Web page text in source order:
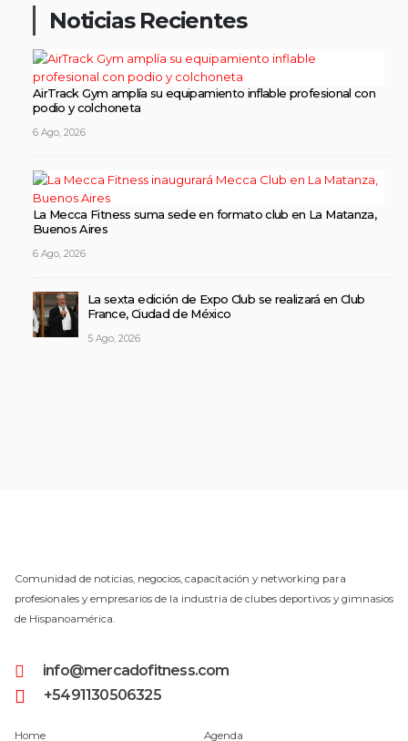
Noticias Recientes
AirTrack Gym amplía su equipamiento inflable profesional con
podio y colchoneta
6 Ago, 2026
La Mecca Fitness suma sede en formato club en La Matanza,
Buenos Aires
6 Ago, 2026
La sexta edición de Expo Club se realizará en Club
France, Ciudad de México
5 Ago, 2026
Comunidad de noticias, negocios, capacitación y networking para
profesionales y empresarios de la industria de clubes deportivos y gimnasios
de Hispanoamérica.
info@mercadofitness.com
+5491130506325
Home Agenda